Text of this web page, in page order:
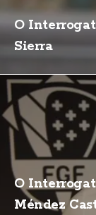
O
Sierra
O
Méndez